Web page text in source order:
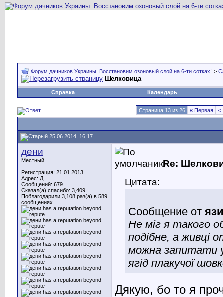
Форум дачников Украины. Восстановим озоновый слой на 6-ти сотках! >
Шелковица
Справка Календарь
Страница 13 из 26 « Первая <
25.06.2014, 16:17
дени
Местный
Регистрация: 21.01.2013
Адрес: Д
Сообщений: 679
Сказал(а) спасибо: 3,409
Поблагодарили 3,108 раз(а) в 589
сообщениях
Re:
Цитата:
Сообщение от
Не міг я такого
подібне, а живці
можна запитати у
ягід плакучої
Дякую, бо то я